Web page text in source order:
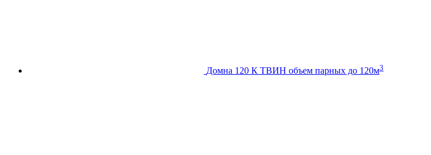
Домна 120 К ТВИН объем парных до 120м3